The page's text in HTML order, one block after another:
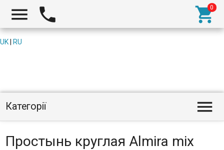
  
UK RU
Категорії 
Простынь круглая Almira mix